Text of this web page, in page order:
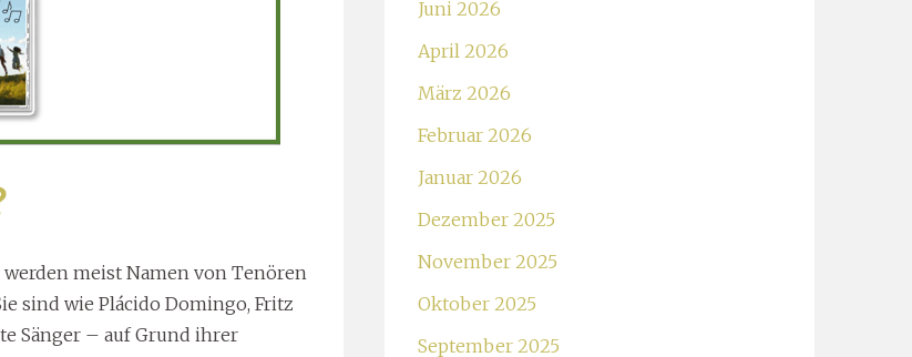
meist Namen von Tenören
sind wie Plácido Domingo, Fritz
Sänger – auf Grund ihrer
Juni 2026
April 2026
März 2026
Februar 2026
Januar 2026
Dezember 2025
November 2025
Oktober 2025
September 2025